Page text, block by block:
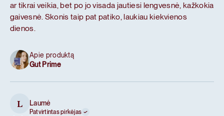
ar tikrai veikia, bet po jo visada jautiesi lengvesnė, kažkokia
gaivesnė. Skonis taip pat patiko, laukiau kiekvienos
dienos.
Apie produktą
Gut Prime
L Laumė
Patvirtintas pirkėjas